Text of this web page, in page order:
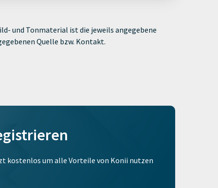
und Tonmaterial ist die jeweils angegebene
Quelle bzw. Kontakt.
kostenlos um alle Vorteile von Konii nutzen